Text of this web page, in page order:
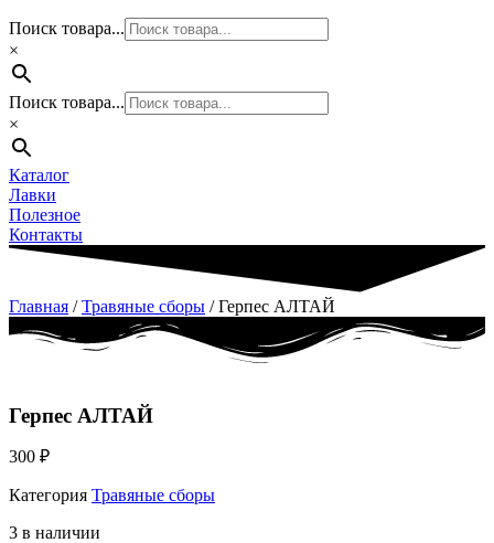
Поиск товара...
×
Поиск товара...
×
Каталог
Лавки
Полезное
Контакты
Главная /Травяные сборы / Герпес АЛТАЙ
Герпес АЛТАЙ
300 ₽
Категория Травяные сборы
3 в наличии